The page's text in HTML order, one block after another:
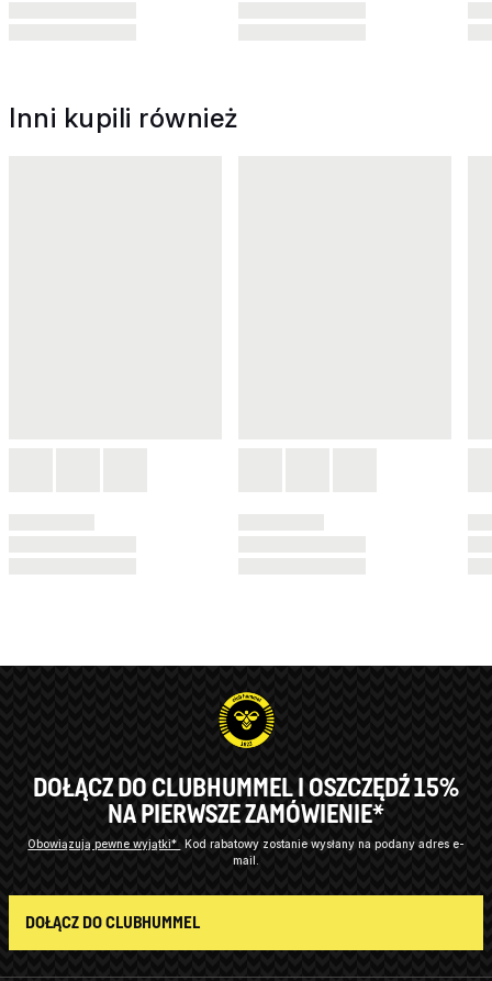
Inni kupili również
DOŁĄCZ DO CLUBHUMMEL I OSZCZĘDŹ 15%
NA PIERWSZE ZAMÓWIENIE*
Obowiązują pewne wyjątki*
Kod rabatowy zostanie wysłany na podany adres e-
mail.
DOŁĄCZ DO CLUBHUMMEL